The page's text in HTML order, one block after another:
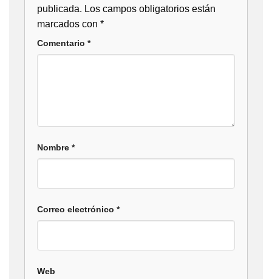
publicada. Los campos obligatorios están
marcados con *
Comentario *
Nombre *
Correo electrónico *
Web